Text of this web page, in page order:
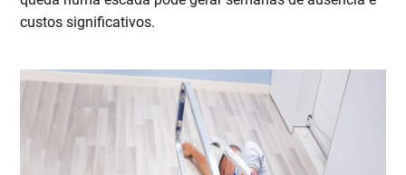
custos significativos.